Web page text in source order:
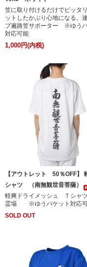
笠に取り付けるだけでピッタ
ットしたかぶり心地になる、
プ遍路笠サポーター ※ゆうパ
対応可能
1,000円(内税)
【アウトレット 50％OFF】
シャツ （南無観世音菩薩）
軽爽ドライメッシュ Ｔシャ
霊場 ※ゆうパケット対応
SOLD OUT